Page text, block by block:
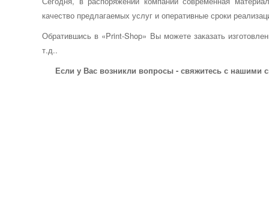
качество предлагаемых услуг и оперативные сроки
Обратившись в «Print-Shop» Вы можете заказать
т.д..
Если у Вас возникли вопросы - свяжитесь с нашими